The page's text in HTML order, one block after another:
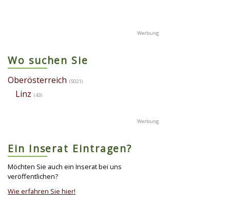
Wo suchen Sie
Oberösterreich (5021)
Linz (43)
Ein Inserat Eintragen?
Möchten Sie auch ein Inserat bei uns
veröffentlichen?
Wie erfahren Sie hier!